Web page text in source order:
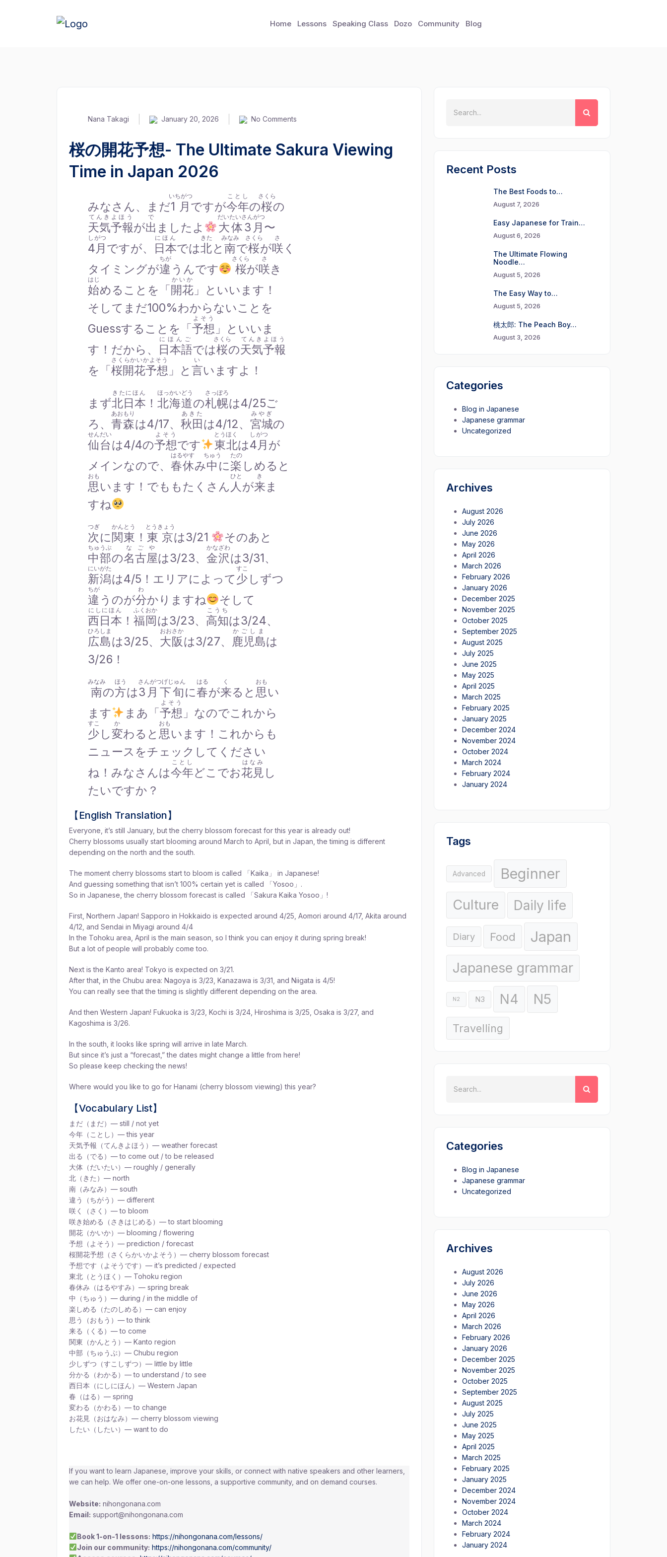
Home Lessons Speaking Class Dozo Community Blog
Nana Takagi January 20, 2026 No Comments
桜の開花予想- The Ultimate Sakura Viewing
Time in Japan 2026
みなさん、まだ1月
いちがつ
ですが今年
ことし
の桜
さくら
の
天気予報
てんきよほう
が出
で
ましたよ 大体3月
だいたいさんがつ
〜
4月
しがつ
ですが、 日本
にほん
では北
きた
と 南
みなみ
で桜
さくら
が咲
さ
く
タイミングが違
ちが
うんです 桜
さくら
が咲
さ
き
始
はじ
めることを「 開花
かいか
」といいます！
そしてまだ100%わからないことを
Guessすることを「 予想
よそう
」といいま
す！だから、
日本語
にほんご
では桜
さくら
の天気予報
てんきよほう
を「 桜開花予想
さくらかいかよそう
」と 言
い
いますよ！
まず北日本
きたにほん
！ 北海道
ほっかいどう
の札幌
さっぽろ
は4/25ご
ろ、 青森
あおもり
は4/17、 秋田
あきた
は4/12、 宮城
みやぎ
の
仙台
せんだい
は4/4の予想
よそう
です 東北
とうほく
は4月
しがつ
が
メインなので、 春休
はるやす
み中
ちゅう
に楽
たの
しめると
思
おも
います！でももたくさん 人
ひと
が来
き
ま
すね
次
つぎ
に関東
かんとう
！ 東京
とうきょう
は3/21
そのあと
中部
ちゅうぶ
の名古屋
なごや
は3/23、 金沢
かなざわ
は3/31、
新潟
にいがた
は4/5！エリアによって少
すこ
しずつ
違
ちが
うのが分
わ
かりますね
そして
西日本
にしにほん
！ 福岡
ふくおか
は3/23、 高知
こうち
は3/24、
広島
ひろしま
は3/25、 大阪
おおさか
は3/27、 鹿児島
かごしま
は
3/26！
南
みなみ
の方
ほう
は3月下旬
さんがつげじゅん
に春
はる
が来
く
ると 思
おも
い
ます
まあ「予想
よそう
」なのでこれから
少
すこ
し変
か
わると 思
おも
います！これからも
ニュースをチェックしてください
ね！みなさんは今年
ことし
どこでお花見
はなみ
し
たいですか？
【English Translation】
Everyone, it’s still January, but the cherry blossom forecast for this year is already out!
Cherry blossoms usually start blooming around March to April, but in Japan, the timing is different
depending on the north and the south.
The moment cherry blossoms start to bloom is called 「Kaika」 in Japanese!
And guessing something that isn’t 100% certain yet is called 「Yosoo」.
So in Japanese, the cherry blossom forecast is called 「Sakura Kaika Yosoo」!
First, Northern Japan! Sapporo in Hokkaido is expected around 4/25, Aomori around 4/17, Akita around
4/12, and Sendai in Miyagi around 4/4
In the Tohoku area, April is the main season, so I think you can enjoy it during spring break!
But a lot of people will probably come too.
Next is the Kanto area! Tokyo is expected on 3/21.
After that, in the Chubu area: Nagoya is 3/23, Kanazawa is 3/31, and Niigata is 4/5!
You can really see that the timing is slightly different depending on the area.
And then Western Japan! Fukuoka is 3/23, Kochi is 3/24, Hiroshima is 3/25, Osaka is 3/27, and
Kagoshima is 3/26.
In the south, it looks like spring will arrive in late March.
But since it’s just a “forecast,” the dates might change a little from here!
So please keep checking the news!
Where would you like to go for Hanami (cherry blossom viewing) this year?
【Vocabulary List】
まだ（まだ）— still / not yet
今年（ことし）— this year
天気予報（てんきよほう）— weather forecast
出る（でる）— to come out / to be released
大体（だいたい）— roughly / generally
北（きた）— north
南（みなみ）— south
違う（ちがう）— different
咲く（さく）— to bloom
咲き始める（さきはじめる）— to start blooming
開花（かいか）— blooming / flowering
予想（よそう）— prediction / forecast
桜開花予想（さくらかいかよそう）— cherry blossom forecast
予想です（よそうです）— it’s predicted / expected
東北（とうほく）— Tohoku region
春休み（はるやすみ）— spring break
中（ちゅう）— during / in the middle of
楽しめる（たのしめる）— can enjoy
思う（おもう）— to think
来る（くる）— to come
関東（かんとう）— Kanto region
中部（ちゅうぶ）— Chubu region
少しずつ（すこしずつ）— little by little
分かる（わかる）— to understand / to see
西日本（にしにほん）— Western Japan
春（はる）— spring
変わる（かわる）— to change
お花見（おはなみ）— cherry blossom viewing
したい（したい）— want to do
If you want to learn Japanese, improve your skills, or connect with native speakers and other learners,
we can help. We offer one-on-one lessons, a supportive community, and on demand courses.
Website: nihongonana.com
Email: support@nihongonana.com
Book 1-on-1 lessons: https://nihongonana.com/lessons/
Join our community: https://nihongonana.com/community/
Recent Posts
The Best Foods to…
August 7, 2026
Easy Japanese for Train…
August 6, 2026
The Ultimate Flowing
Noodle…
August 5, 2026
The Easy Way to…
August 5, 2026
桃太郎: The Peach Boy…
August 3, 2026
Categories
Blog in Japanese
Japanese grammar
Uncategorized
Archives
August 2026
July 2026
June 2026
May 2026
April 2026
March 2026
February 2026
January 2026
December 2025
November 2025
October 2025
September 2025
August 2025
July 2025
June 2025
May 2025
April 2025
March 2025
February 2025
January 2025
December 2024
November 2024
October 2024
March 2024
February 2024
January 2024
Tags
Advanced Beginner
Culture Daily life
Diary Food Japan
Japanese grammar
N2 N3 N4 N5
Travelling
Categories
Blog in Japanese
Japanese grammar
Uncategorized
Archives
August 2026
July 2026
June 2026
May 2026
April 2026
March 2026
February 2026
January 2026
December 2025
November 2025
October 2025
September 2025
August 2025
July 2025
June 2025
May 2025
April 2025
March 2025
February 2025
January 2025
December 2024
November 2024
October 2024
March 2024
February 2024
January 2024